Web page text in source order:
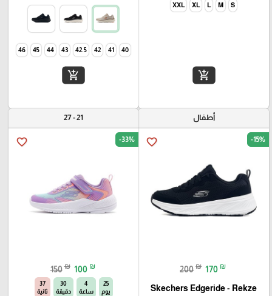
S
M
L
XL
XXL
add_shopping_cart
40
41
42
42.5
43
44
45
46
add_shopping_cart
أطفال
favorite_border -15%
200 ₪ 170 ₪
Skechers Edgeride - Rekze‏
21 - 27
favorite_border -33%
150 ₪ 100 ₪
25
يوم
4
ساعة
30
دقيقة
36
ثانية